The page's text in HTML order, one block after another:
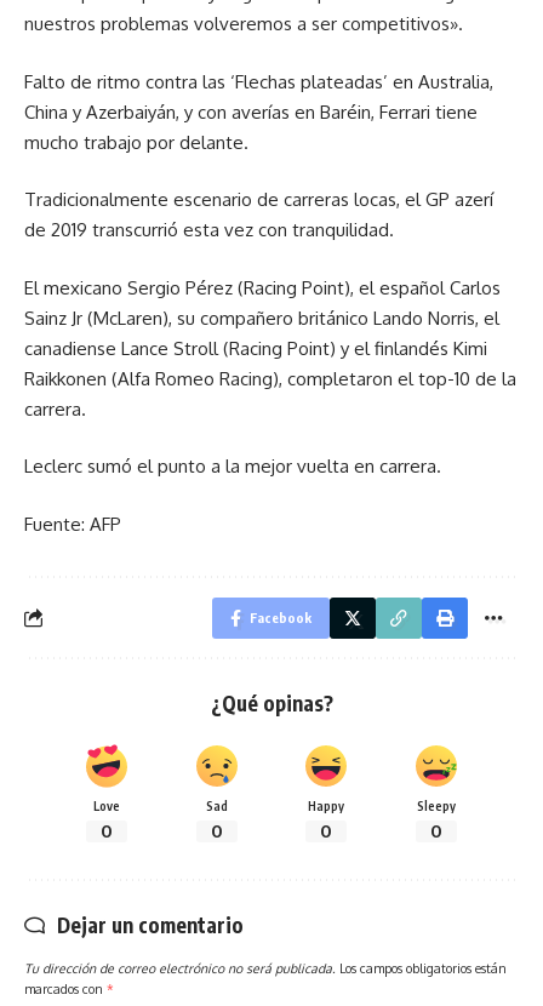
nuestros problemas volveremos a ser competitivos».
Falto de ritmo contra las ‘Flechas plateadas’ en Australia,
China y Azerbaiyán, y con averías en Baréin, Ferrari tiene
mucho trabajo por delante.
Tradicionalmente escenario de carreras locas, el GP azerí
de 2019 transcurrió esta vez con tranquilidad.
El mexicano Sergio Pérez (Racing Point), el español Carlos
Sainz Jr (McLaren), su compañero británico Lando Norris, el
canadiense Lance Stroll (Racing Point) y el finlandés Kimi
Raikkonen (Alfa Romeo Racing), completaron el top-10 de la
carrera.
Leclerc sumó el punto a la mejor vuelta en carrera.
Fuente: AFP
Facebook
¿Qué opinas?
Love
0
Sad
0
Happy
0
Sleepy
0
Dejar un comentario
Tu dirección de correo electrónico no será publicada. Los campos obligatorios están
marcados con *